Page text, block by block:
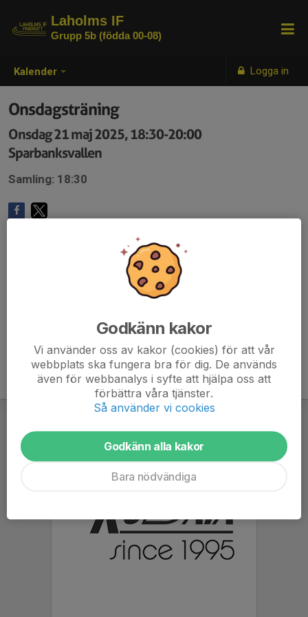
Kalender Logga in
Laholms IF
Grupp 5b (födda 00-08)
Onsdagsträning
Onsdag 21 maj 2025, 18:30-20:00
Sparbanksvallen
Samling: 18:30
Godkänn kakor
Vi använder oss av kakor (cookies) för att vår
webbplats ska fungera bra för dig. De används
även för webbanalys i syfte att hjälpa oss att
förbättra våra tjänster.
Så använder vi cookies
Godkänn alla kakor
Bara nödvändiga